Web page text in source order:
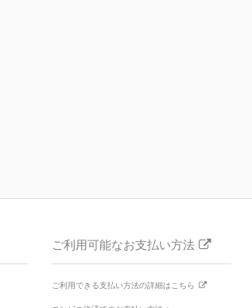
ご利用可能なお支払い方法
ご利用できる支払い方法の詳細はこちら